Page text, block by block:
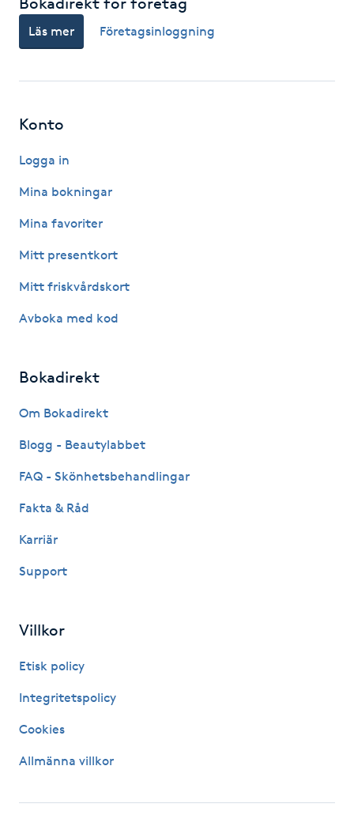
HIFU
Hot Stone Massage
Hot yoga
Hudföryngring
Huduppstramning
Hudvård
Hyperhidros
Hårborttagning
Hårbottenbehandling
Hälsprickor
Idrottsmassage
IPL
Läs mer Företagsinloggning
Konto
Logga in
Mina bokningar
Mina favoriter
Mitt presentkort
Mitt friskvårdskort
Avboka med kod
Bokadirekt
Om Bokadirekt
Blogg - Beautylabbet
FAQ - Skönhetsbehandlingar
Fakta & Råd
Karriär
Support
Villkor
Etisk policy
Integritetspolicy
Cookies
Allmänna villkor